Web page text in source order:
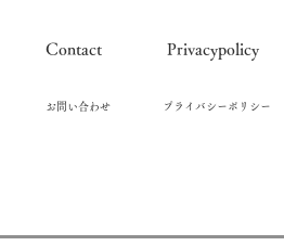
Contact Privacypolicy
お問い合わせ プライバシーポリシー